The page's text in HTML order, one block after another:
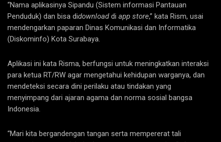
“Nama aplikasinya Sipandu (Sistem informasi Pantauan
Penduduk) dan bisa didownloaddi app store,” kata Rism, usai
mendengarkan paparan Dinas Komunikasi dan Informatika
(Diskominfo) Kota Surabaya.
Aplikasi ini kata Risma, berfungsi untuk meningkatkan interaksi
para ketua RT/RW agar mengetahui kehidupan warganya, dan
mendeteksi secara dini perilaku atau tindakan yang
menyimpang dari ajaran agama dan norma sosial bangsa
Indonesia.
“Mari kita bergandengan tangan serta mempererat tali